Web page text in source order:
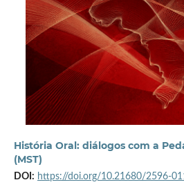
História Oral: diálogos com a
(MST)
DOI: https://doi.org/10.21680/2596-